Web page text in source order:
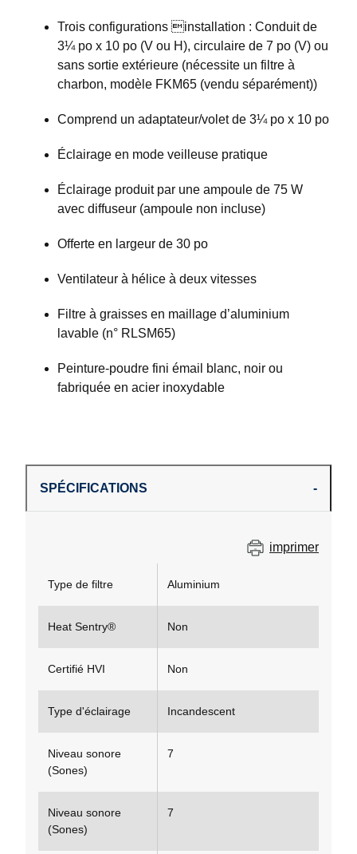
Trois configurations ⁤installation : Conduit de
3¼ po x 10 po (V ou H), circulaire de 7 po (V) ou
sans sortie extérieure (nécessite un filtre à
charbon, modèle FKM65 (vendu séparément))
Comprend un adaptateur/volet de 3¼ po x 10 po
Éclairage en mode veilleuse pratique
Éclairage produit par une ampoule de 75 W
avec diffuseur (ampoule non incluse)
Offerte en largeur de 30 po
Ventilateur à hélice à deux vitesses
Filtre à graisses en maillage d’aluminium
lavable (n° RLSM65)
Peinture-poudre fini émail blanc, noir ou
fabriquée en acier inoxydable
SPÉCIFICATIONS
imprimer
Type de filtre Aluminium
Heat Sentry® Non
Certifié HVI Non
Type d'éclairage Incandescent
Niveau sonore
(Sones)
7
Niveau sonore
(Sones)
7